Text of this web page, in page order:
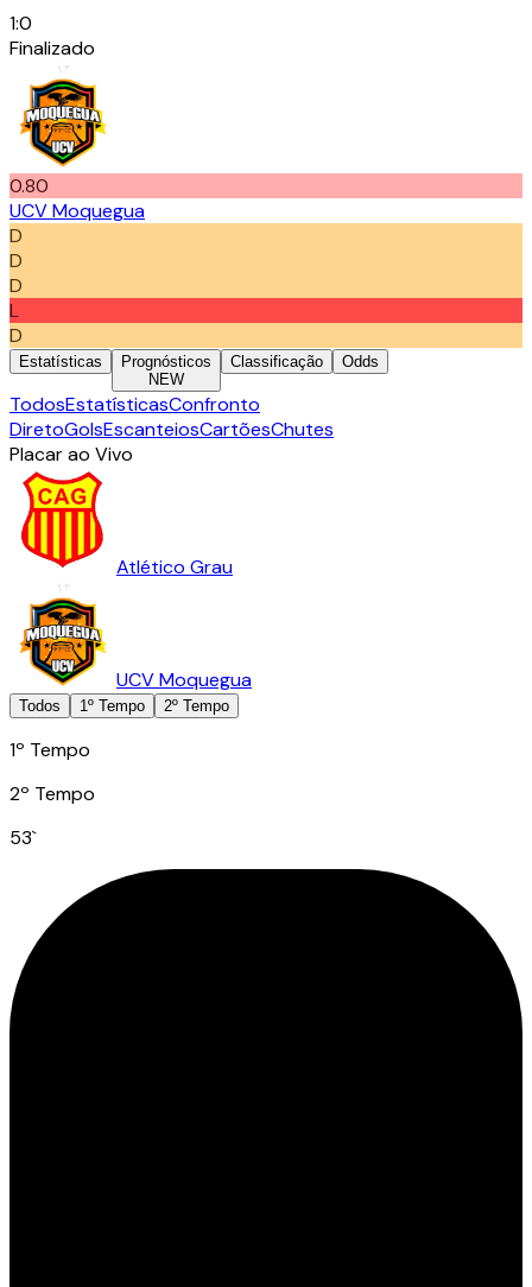
1:0
Finalizado
0.80
UCV Moquegua
D
D
D
L
D
Estatísticas
Prognósticos
NEW
Classificação Odds
TodosEstatísticasConfronto
DiretoGolsEscanteiosCartõesChutes
Placar ao Vivo
Atlético Grau
UCV Moquegua
Todos 1º Tempo 2º Tempo
1º Tempo
2º Tempo
53`